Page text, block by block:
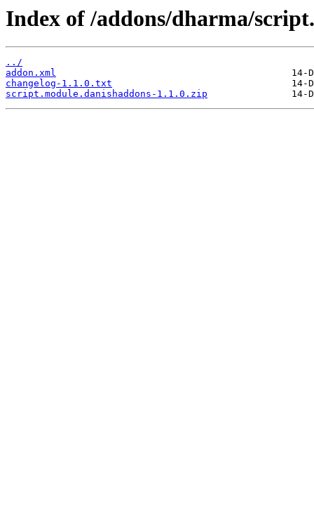
Index of /addons/dharma/
../
addon.xml
changelog-1.1.0.txt
script.module.danishaddons-1.1.0.zip